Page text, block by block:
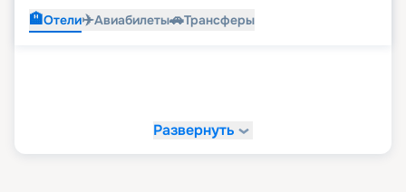
🏨Отели✈️Авиабилеты🚗Трансферы
Развернуть